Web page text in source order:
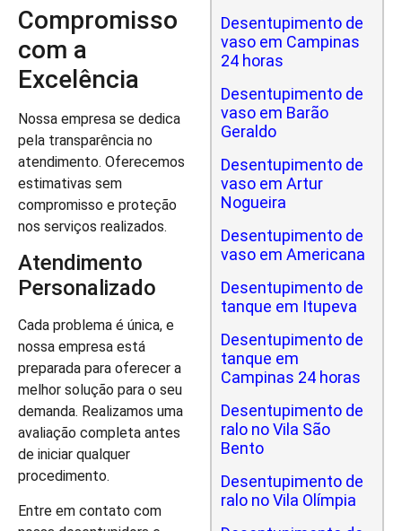
Compromisso
com a
Excelência
Nossa empresa se dedica
pela transparência no
atendimento. Oferecemos
estimativas sem
compromisso e proteção
nos serviços realizados.
Atendimento
Personalizado
Cada problema é única, e
nossa empresa está
preparada para oferecer a
melhor solução para o seu
demanda. Realizamos uma
avaliação completa antes
de iniciar qualquer
procedimento.
Entre em contato com
Desentupimento de
vaso em Campinas
24 horas
Desentupimento de
vaso em Barão
Geraldo
Desentupimento de
vaso em Artur
Nogueira
Desentupimento de
vaso em Americana
Desentupimento de
tanque em Itupeva
Desentupimento de
tanque em
Campinas 24 horas
Desentupimento de
ralo no Vila São
Bento
Desentupimento de
ralo no Vila Olímpia